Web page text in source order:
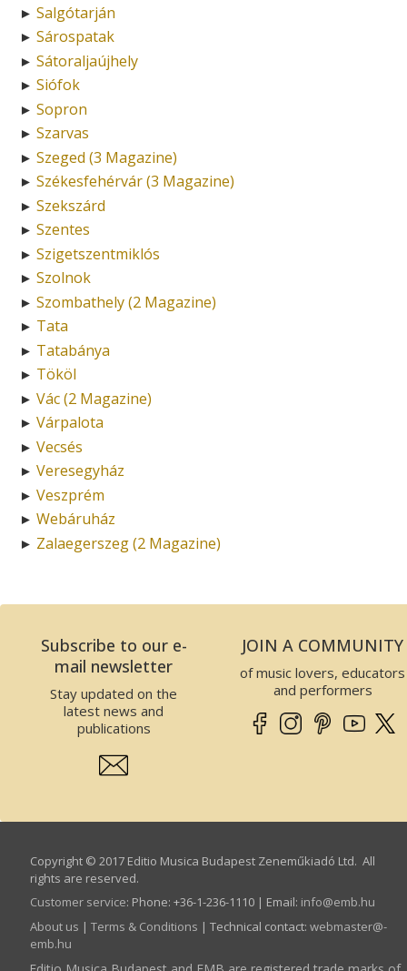
► Salgótarján
► Sárospatak
► Sátoraljaújhely
► Siófok
► Sopron
► Szarvas
► Szeged (3 Magazine)
► Székesfehérvár (3 Magazine)
► Szekszárd
► Szentes
► Szigetszentmiklós
► Szolnok
► Szombathely (2 Magazine)
► Tata
► Tatabánya
► Tököl
► Vác (2 Magazine)
► Várpalota
► Vecsés
► Veresegyház
► Veszprém
► Webáruház
► Zalaegerszeg (2 Magazine)
Subscribe to our e-
mail newsletter
Stay updated on the
latest news and
publications
JOIN A COMMUNITY
of music lovers, educators
and performers
Copyright © 2017 Editio Musica Budapest Zeneműkiadó Ltd. All
rights are reserved.
Customer service: Phone: +36-1-236-1110 | Email: info­@­emb.hu
About us | Terms & Conditions | Technical contact: webmaster­@­
emb.hu